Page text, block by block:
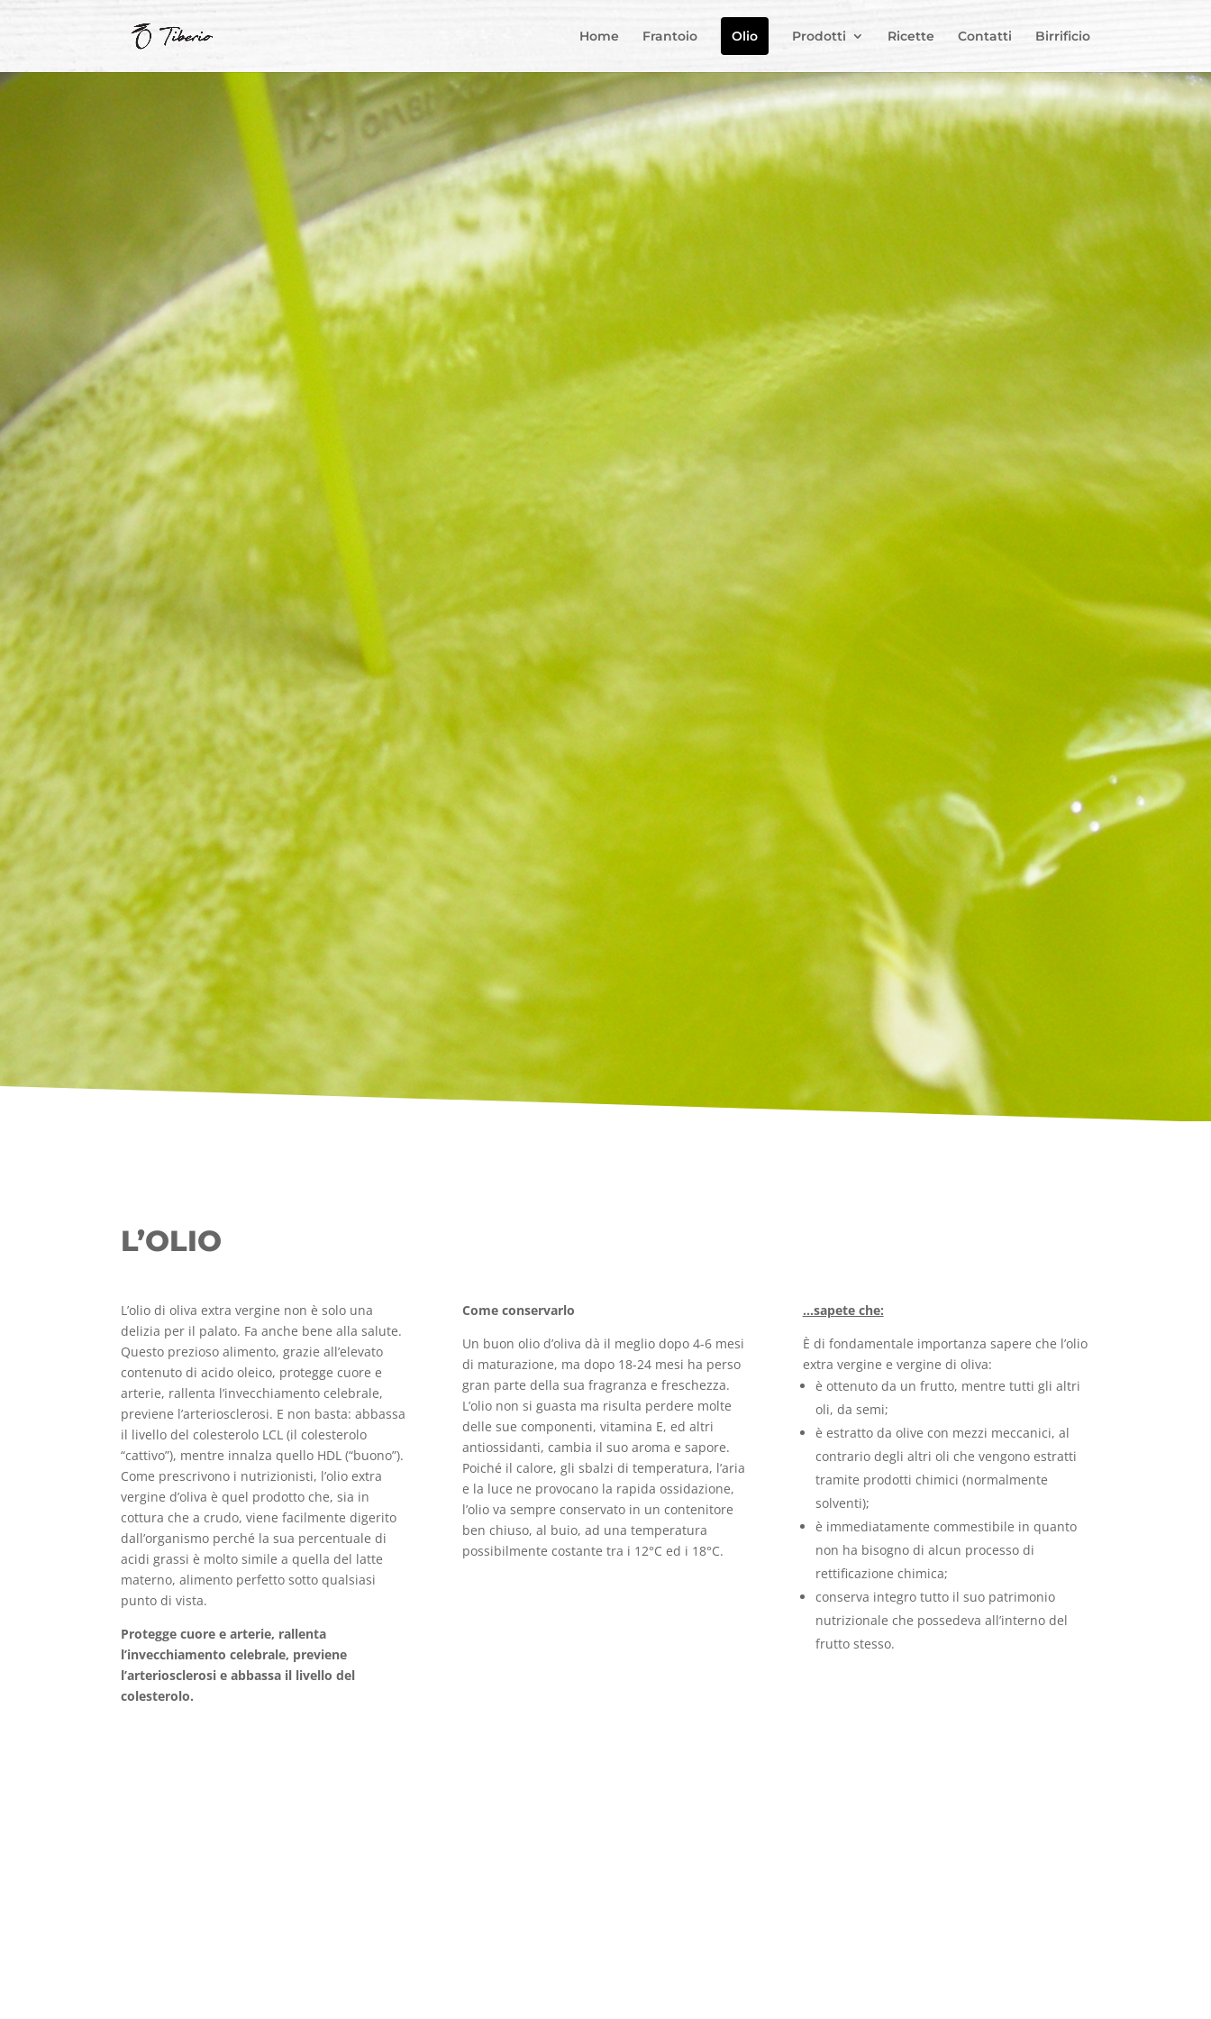
Home Frantoio Olio Prodotti Ricette Contatti Birrificio
L’OLIO
L’olio di oliva extra vergine non è solo una
delizia per il palato. Fa anche bene alla salute.
Questo prezioso alimento, grazie all’elevato
contenuto di acido oleico, protegge cuore e
arterie, rallenta l’invecchiamento celebrale,
previene l’arteriosclerosi. E non basta: abbassa
il livello del colesterolo LCL (il colesterolo
“cattivo”), mentre innalza quello HDL (“buono”).
Come prescrivono i nutrizionisti, l’olio extra
vergine d’oliva è quel prodotto che, sia in
cottura che a crudo, viene facilmente digerito
dall’organismo perché la sua percentuale di
acidi grassi è molto simile a quella del latte
materno, alimento perfetto sotto qualsiasi
punto di vista.
Protegge cuore e arterie, rallenta
l’invecchiamento celebrale, previene
l’arteriosclerosi e abbassa il livello del
colesterolo.
Come conservarlo
Un buon olio d’oliva dà il meglio dopo 4-6 mesi
di maturazione, ma dopo 18-24 mesi ha perso
gran parte della sua fragranza e freschezza.
L’olio non si guasta ma risulta perdere molte
delle sue componenti, vitamina E, ed altri
antiossidanti, cambia il suo aroma e sapore.
Poiché il calore, gli sbalzi di temperatura, l’aria
e la luce ne provocano la rapida ossidazione,
l’olio va sempre conservato in un contenitore
ben chiuso, al buio, ad una temperatura
possibilmente costante tra i 12°C ed i 18°C.
…sapete che:
È di fondamentale importanza sapere che l’olio
extra vergine e vergine di oliva:
è ottenuto da un frutto, mentre tutti gli altri
oli, da semi;
è estratto da olive con mezzi meccanici, al
contrario degli altri oli che vengono estratti
tramite prodotti chimici (normalmente
solventi);
è immediatamente commestibile in quanto
non ha bisogno di alcun processo di
rettificazione chimica;
conserva integro tutto il suo patrimonio
nutrizionale che possedeva all’interno del
frutto stesso.